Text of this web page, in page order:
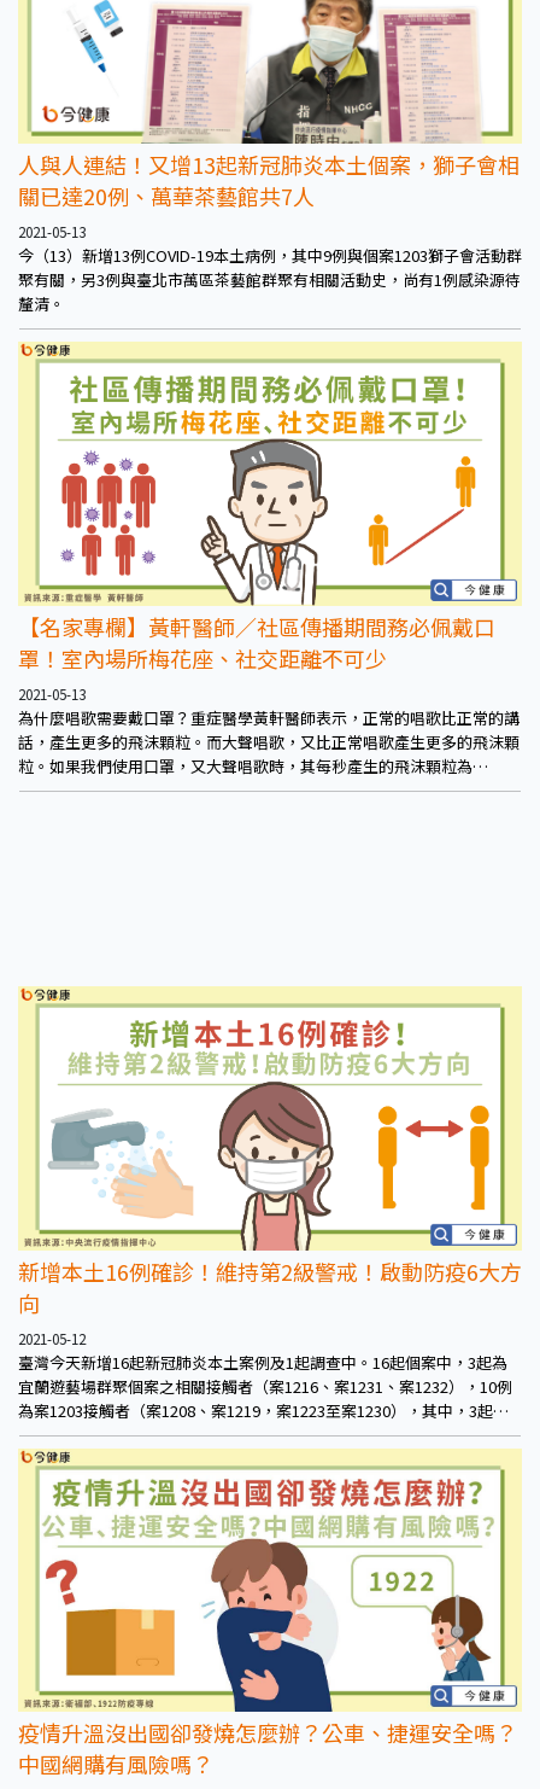
人與人連結！又增13起新冠肺炎本土個案，獅子會相
關已達20例、萬華茶藝館共7人
2021-05-13
今（13）新增13例COVID-19本土病例，其中9例與個案1203獅子會活動群
聚有關，另3例與臺北市萬區茶藝館群聚有相關活動史，尚有1例感染源待
釐清。
【名家專欄】黃軒醫師／社區傳播期間務必佩戴口
罩！室內場所梅花座、社交距離不可少
2021-05-13
為什麼唱歌需要戴口罩？重症醫學黃軒醫師表示，正常的唱歌比正常的講
話，產生更多的飛沫顆粒。而大聲唱歌，又比正常唱歌產生更多的飛沫顆
粒。如果我們使用口罩，又大聲唱歌時，其每秒產生的飛沫顆粒為
410（200-1150）顆，因此，佩戴口罩能將唱歌時，產生的飛沫顆粒數量
新增本土16例確診！維持第2級警戒！啟動防疫6大方
向
2021-05-12
臺灣今天新增16起新冠肺炎本土案例及1起調查中。16起個案中，3起為
宜蘭遊藝場群聚個案之相關接觸者（案1216、案1231、案1232），10例
為案1203接觸者（案1208、案1219，案1223至案1230），其中，3起感
染源待釐清（案1217、案1220、案1221）；1起調查中個案為案1187接觸
者（案1222）。
疫情升溫沒出國卻發燒怎麼辦？公車、捷運安全嗎？
中國網購有風險嗎？